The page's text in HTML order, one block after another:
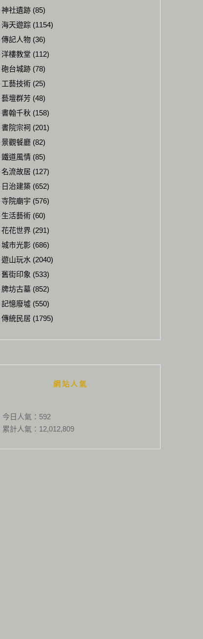
神社遺跡 (85)
海天遊踪 (1154)
傳記人物 (36)
洋樓教堂 (112)
砲台城跡 (78)
工藝技術 (25)
藝壇群芳 (48)
書翰千秋 (158)
書院宗祠 (201)
景觀餐廳 (82)
鐵道風情 (85)
名流故居 (127)
日治建築 (652)
寺院廟宇 (576)
生活藝術 (60)
花花世界 (291)
城市光影 (686)
遊山玩水 (2040)
舊街印象 (533)
牌坊古墓 (852)
記憶廢墟 (550)
傳統民居 (1795)
網站人氣
今日人氣： 592
累計人氣： 12,012,809